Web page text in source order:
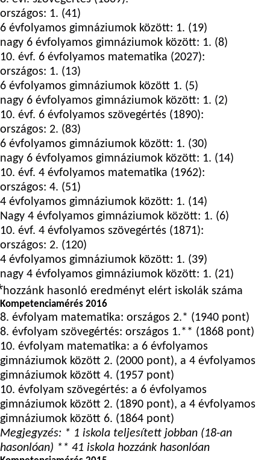
országos: 1. (41)
6 évfolyamos gimnáziumok között: 1. (19)
nagy 6 évfolyamos gimnáziumok között: 1. (8)
10. évf. 6 évfolyamos matematika (2027):
országos: 1. (13)
6 évfolyamos gimnáziumok között 1. (5)
nagy 6 évfolyamos gimnáziumok között: 1. (2)
10. évf. 6 évfolyamos szövegértés (1890):
országos: 2. (83)
6 évfolyamos gimnáziumok között: 1. (30)
nagy 6 évfolyamos gimnáziumok között: 1. (14)
10. évf. 4 évfolyamos matematika (1962):
országos: 4. (51)
4 évfolyamos gimnáziumok között: 1. (14)
Nagy 4 évfolyamos gimnáziumok között: 1. (6)
10. évf. 4 évfolyamos szövegértés (1871):
országos: 2. (120)
4 évfolyamos gimnáziumok között: 1. (39)
nagy 4 évfolyamos gimnáziumok között: 1. (21)
⃰ hozzánk hasonló eredményt elért iskolák száma
Kompetenciamérés 2016
8. évfolyam matematika: országos 2.* (1940 pont)
8. évfolyam szövegértés: országos 1.** (1868 pont)
10. évfolyam matematika: a 6 évfolyamos
gimnáziumok között 2. (2000 pont), a 4 évfolyamos
gimnáziumok között 4. (1957 pont)
10. évfolyam szövegértés: a 6 évfolyamos
gimnáziumok között 2. (1890 pont), a 4 évfolyamos
gimnáziumok között 6. (1864 pont)
Megjegyzés: * 1 iskola teljesített jobban (18-an
hasonlóan) ** 41 iskola hozzánk hasonlóan